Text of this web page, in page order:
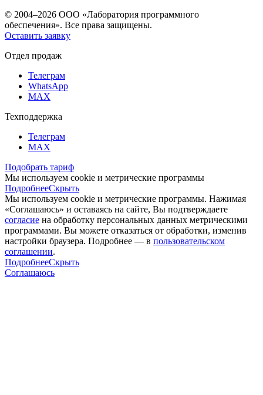
© 2004–2026 ООО «Лаборатория программного
обеспечения». Все права защищены.
Оставить заявку
Отдел продаж
Телеграм
WhatsApp
MAX
Техподдержка
Телеграм
MAX
Подобрать тариф
Мы используем cookie и метрические программы
ПодробнееСкрыть
Мы используем cookie и метрические программы. Нажимая
«Соглашаюсь» и оставаясь на сайте, Вы подтверждаете
согласие на обработку персональных данных метрическими
программами. Вы можете отказаться от обработки, изменив
настройки браузера. Подробнее — в пользовательском
соглашении.
ПодробнееСкрыть
Соглашаюсь